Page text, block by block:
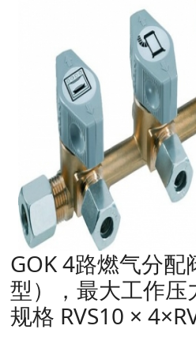
GOK 4路燃气分配
型），最大工作
规格 RVS10 ×